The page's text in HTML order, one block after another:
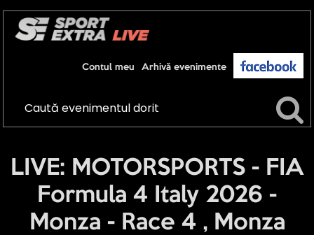
Arhivă evenimente
Contul meu
LIVE: MOTORSPORTS - FIA
Formula 4 Italy 2026 -
Monza - Race 4 , Monza